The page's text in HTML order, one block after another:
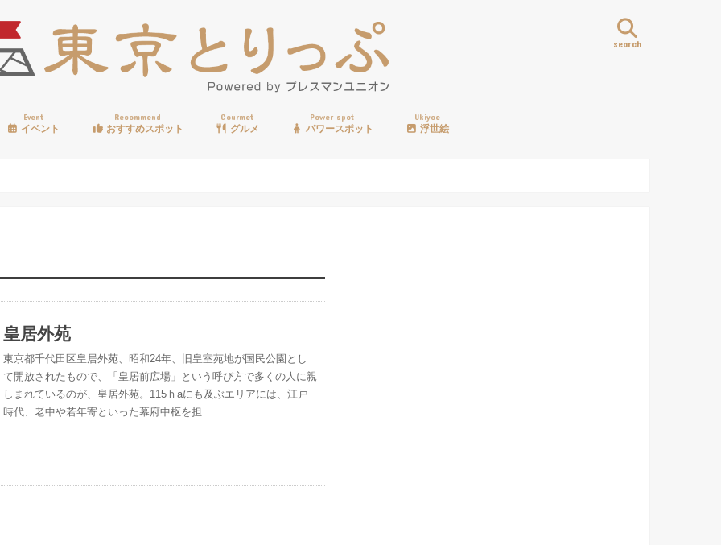
search
Event
イベント
Recommend
おすすめスポット
Gourmet
グルメ
Power spot
パワースポット
Ukiyoe
浮世絵
皇居外苑
東京都千代田区皇居外苑、昭和24年、旧皇室苑地が国民公園とし
て開放されたもので、「皇居前広場」という呼び方で多くの人に親
しまれているのが、皇居外苑。115ｈaにも及ぶエリアには、江戸
時代、老中や若年寄といった幕府中枢を担…